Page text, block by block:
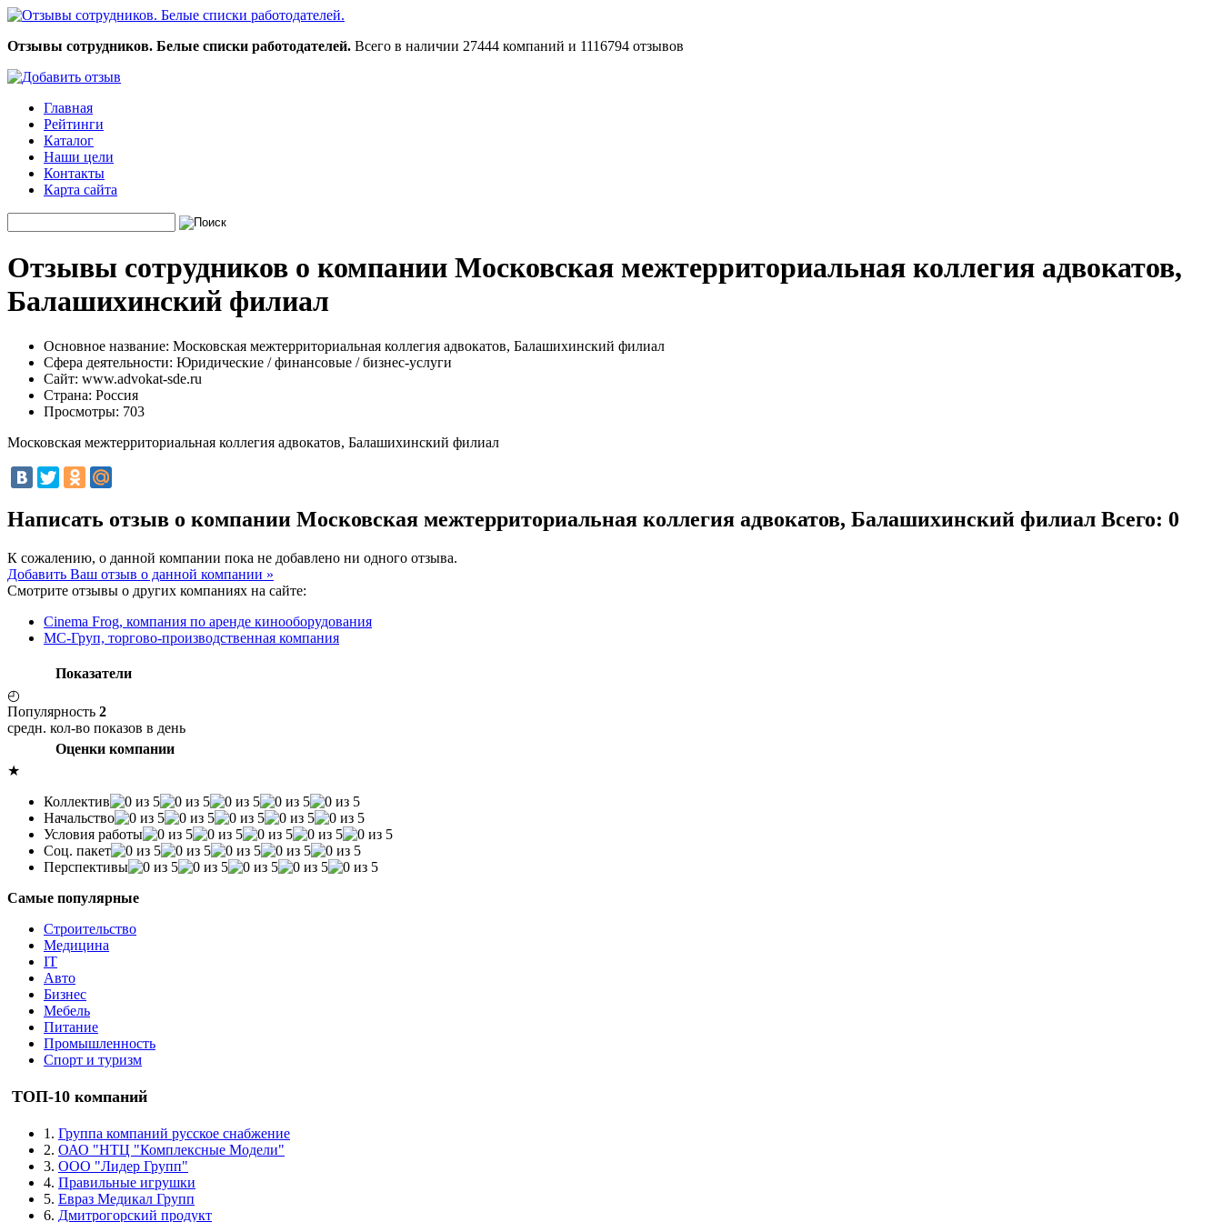
Отзывы сотрудников. Белые списки работодателей. Всего в наличии 27444 компаний и 1116794 отзывов
Главная
Рейтинги
Каталог
Наши цели
Контакты
Карта сайта
Отзывы сотрудников о компании Московская межтерриториальная коллегия адвокатов,
Балашихинский филиал
Основное название: Московская межтерриториальная коллегия адвокатов, Балашихинский филиал
Сфера деятельности: Юридические / финансовые / бизнес-услуги
Сайт: www.advokat-sde.ru
Страна: Россия
Просмотры: 703
Московская межтерриториальная коллегия адвокатов, Балашихинский филиал
Написать отзыв о компании Московская межтерриториальная коллегия адвокатов, Балашихинский филиал Всего: 0
К сожалению, о данной компании пока не добавлено ни одного отзыва.
Добавить Ваш отзыв о данной компании »
Смотрите отзывы о других компаниях на сайте:
Cinema Frog, компания по аренде кинооборудования
МС-Груп, торгово-производственная компания
Показатели
◴
Популярность 2
средн. кол-во показов в день
Оценки компании
★
Коллектив
Начальство
Условия работы
Соц. пакет
Перспективы
Самые популярные
Строительство
Медицина
IT
Авто
Бизнес
Мебель
Питание
Промышленность
Спорт и туризм
ТОП-10 компаний
1. Группа компаний русское снабжение
2. ОАО "НТЦ "Комплексные Модели"
3. ООО "Лидер Групп"
4. Правильные игрушки
5. Евраз Медикал Групп
6. Дмитрогорский продукт